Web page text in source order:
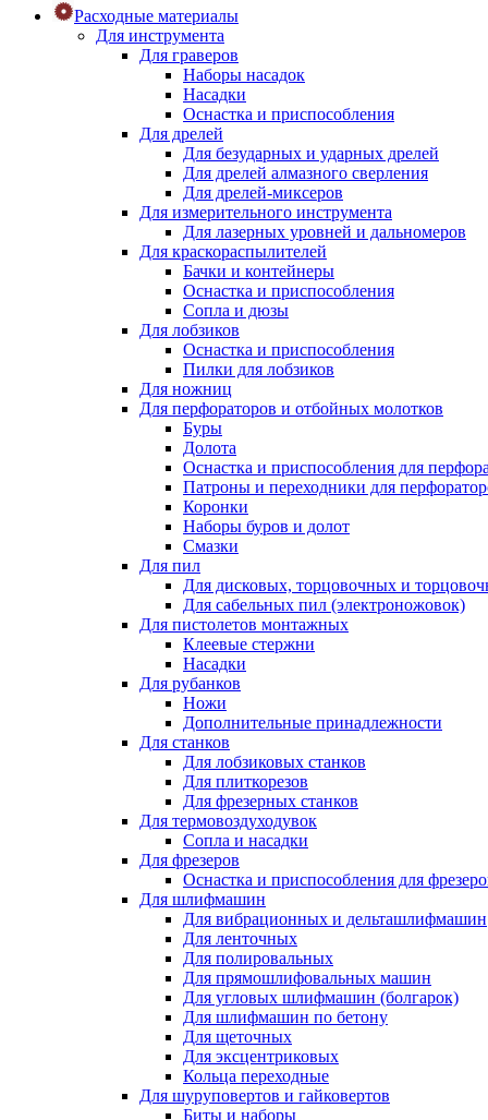
Расходные материалы
Для инструмента
Для граверов
Наборы насадок
Насадки
Оснастка и приспособления
Для дрелей
Для безударных и ударных дрелей
Для дрелей алмазного сверления
Для дрелей-миксеров
Для измерительного инструмента
Для лазерных уровней и дальномеров
Для краскораспылителей
Бачки и контейнеры
Оснастка и приспособления
Сопла и дюзы
Для лобзиков
Оснастка и приспособления
Пилки для лобзиков
Для ножниц
Для перфораторов и отбойных молотков
Буры
Долота
Оснастка и приспособления для
Патроны и переходники для
Коронки
Наборы буров и долот
Смазки
Для пил
Для дисковых, торцовочных и
Для сабельных пил (электроножовок)
Для пистолетов монтажных
Клеевые стержни
Насадки
Для рубанков
Ножи
Дополнительные принадлежности
Для станков
Для лобзиковых станков
Для плиткорезов
Для фрезерных станков
Для термовоздуходувок
Сопла и насадки
Для фрезеров
Оснастка и приспособления для
Для шлифмашин
Для вибрационных и дельташлифмашин
Для ленточных
Для полировальных
Для прямошлифовальных машин
Для угловых шлифмашин (болгарок)
Для шлифмашин по бетону
Для щеточных
Для эксцентриковых
Кольца переходные
Для шуруповертов и гайковертов
Биты и наборы